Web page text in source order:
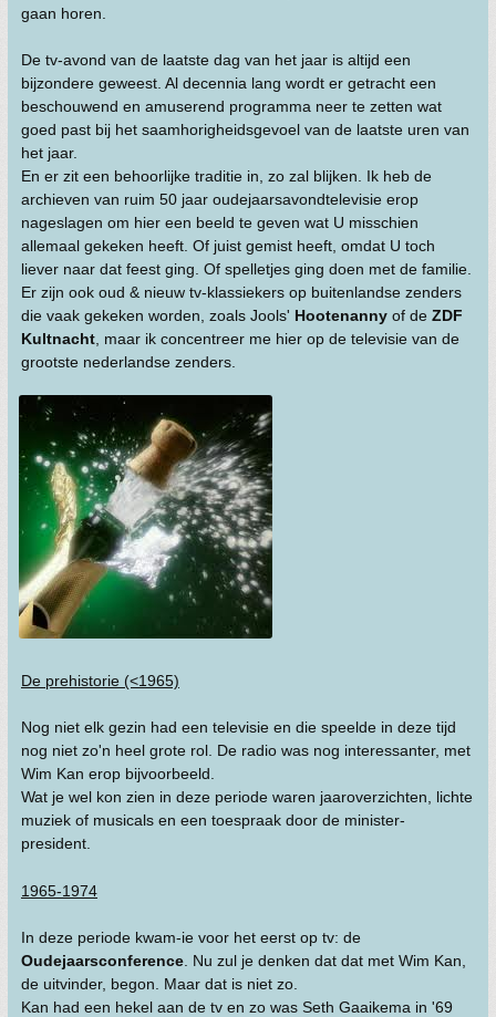
gaan horen.
De tv-avond van de laatste dag van het jaar is altijd een
bijzondere geweest. Al decennia lang wordt er getracht een
beschouwend en amuserend programma neer te zetten wat
goed past bij het saamhorigheidsgevoel van de laatste uren van
het jaar.
En er zit een behoorlijke traditie in, zo zal blijken. Ik heb de
archieven van ruim 50 jaar oudejaarsavondtelevisie erop
nageslagen om hier een beeld te geven wat U misschien
allemaal gekeken heeft. Of juist gemist heeft, omdat U toch
liever naar dat feest ging. Of spelletjes ging doen met de familie.
Er zijn ook oud & nieuw tv-klassiekers op buitenlandse zenders
die vaak gekeken worden, zoals Jools' Hootenanny of de ZDF
Kultnacht , maar ik concentreer me hier op de televisie van de
grootste nederlandse zenders.
De prehistorie (<1965)
Nog niet elk gezin had een televisie en die speelde in deze tijd
nog niet zo'n heel grote rol. De radio was nog interessanter, met
Wim Kan erop bijvoorbeeld.
Wat je wel kon zien in deze periode waren jaaroverzichten, lichte
muziek of musicals en een toespraak door de minister-
president.
1965-1974
In deze periode kwam-ie voor het eerst op tv: de
Oudejaarsconference . Nu zul je denken dat dat met Wim Kan,
de uitvinder, begon. Maar dat is niet zo.
Kan had een hekel aan de tv en zo was Seth Gaaikema in '69